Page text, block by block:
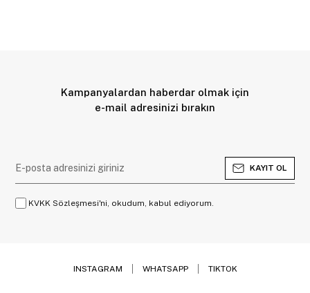
Kampanyalardan haberdar olmak için
e-mail adresinizi bırakın
KAYIT OL
KVKK Sözleşmesi'ni, okudum, kabul ediyorum.
INSTAGRAM WHATSAPP TIKTOK